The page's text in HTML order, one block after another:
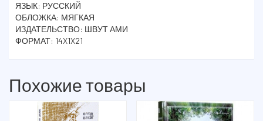
ЯЗЫК: РУССКИЙ
ОБЛОЖКА: МЯГКАЯ
ИЗДАТЕЛЬСТВО: ШВУТ АМИ
ФОРМАТ: 14X1X21
Похожие товары